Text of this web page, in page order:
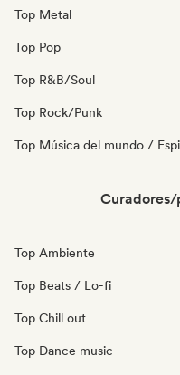
Top Metal
Top Pop
Top R&B/Soul
Top Rock/Punk
Top Música del mundo /
Curadores/
Top Ambiente
Top Beats / Lo-fi
Top Chill out
Top Dance music